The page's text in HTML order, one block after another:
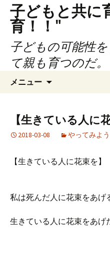
子どもと共
育！！"
子どもの可能性
て親も育つのだ。
メニュー
ツ
キ
【生きている人
2018-03-08 やってみよう
【生きている人に花束を】
私は死んだ人に花束をあげ
生きている人に花束をあげ